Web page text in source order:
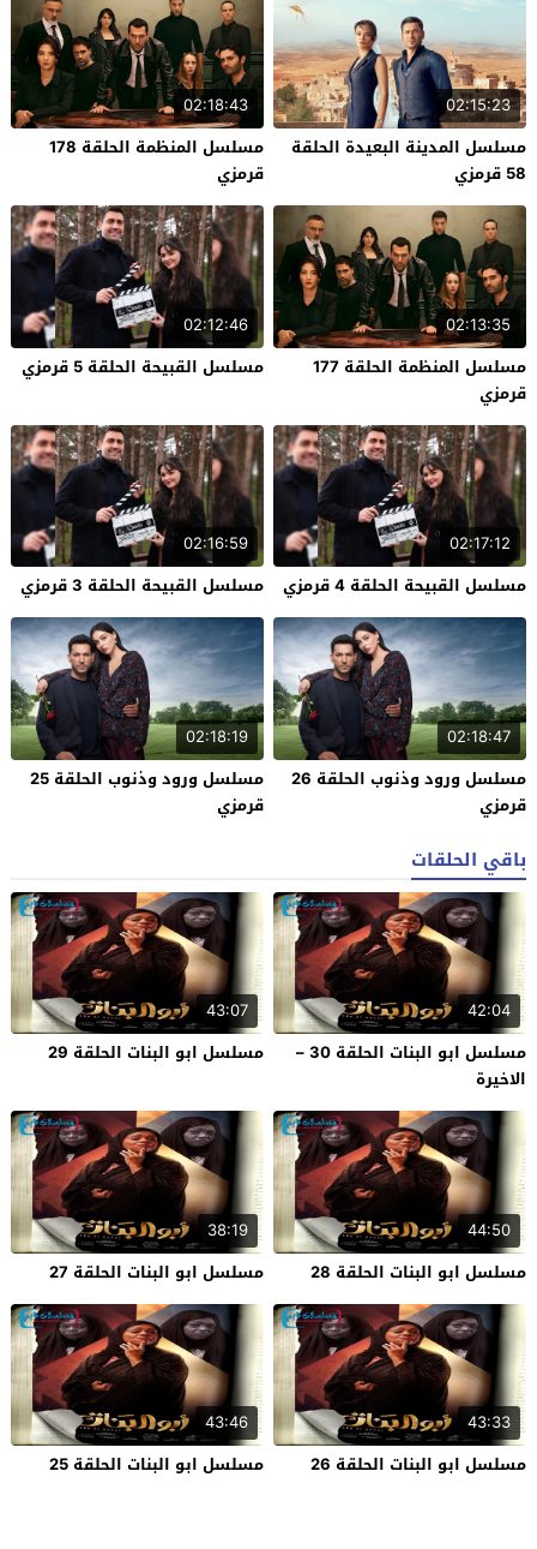
02:15:23
مسلسل المدينة البعيدة الحلقة
58 قرمزي
02:18:43
مسلسل المنظمة الحلقة 178
قرمزي
02:13:35
مسلسل المنظمة الحلقة 177
قرمزي
02:12:46
مسلسل القبيحة الحلقة 5 قرمزي
02:17:12
مسلسل القبيحة الحلقة 4 قرمزي
02:16:59
مسلسل القبيحة الحلقة 3 قرمزي
02:18:47
مسلسل ورود وذنوب الحلقة 26
قرمزي
02:18:19
مسلسل ورود وذنوب الحلقة 25
قرمزي
باقي الحلقات
42:04
مسلسل ابو البنات الحلقة 30 –
الاخيرة
43:07
مسلسل ابو البنات الحلقة 29
44:50
مسلسل ابو البنات الحلقة 28
38:19
مسلسل ابو البنات الحلقة 27
43:33
مسلسل ابو البنات الحلقة 26
43:46
مسلسل ابو البنات الحلقة 25